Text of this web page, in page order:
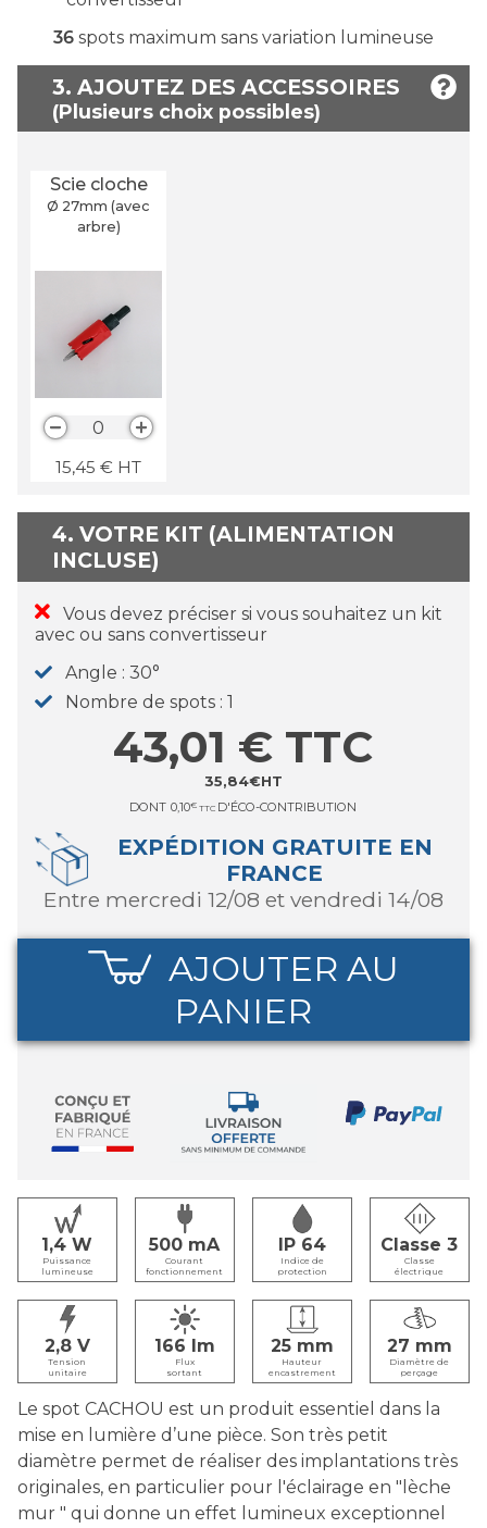
36spots maximum sans variation lumineuse
3. AJOUTEZ DES ACCESSOIRES
Scie cloche
Ø 27mm (avec
arbre)
0
15,45 € HT
4. VOTRE KIT (ALIMENTATION
INCLUSE)
Vous devez préciser si vous souhaitez un kit
avec ou sans convertisseur
Angle
30°
Nombre de spots 1
35,84€HT
43,01 € TTC
DONT 0,10€ TTC D'ÉCO-CONTRIBUTION
EXPÉDITION GRATUITE EN
FRANCE
entre mercredi 12/08 et vendredi 14/08
AJOUTER AU
PANIER
1,4
Puissance
lumineuse
500
Courant
fonctionnement
IP 64
Indice de
protection
Classe 3
Classe
électrique
2,8
Tension
unitaire
166
Flux
sortant
25
Hauteur
encastrement
27
Diamètre de
perçage
Le spot CACHOU est un produit essentiel dans la
mise en lumière d’une pièce. Son très petit
diamètre permet de réaliser des implantations très
originales, en particulier pour l'éclairage en "lèche
mur " qui donne un effet lumineux exceptionnel